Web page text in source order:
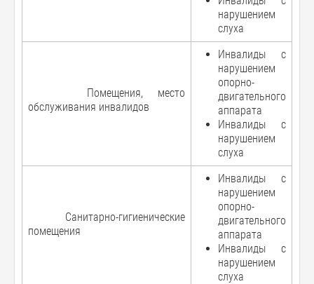
нарушением
слуха
Помещения, место
обслуживания инвалидов
Инвалиды с
нарушением
опорно-
двигательного
аппарата
Инвалиды с
нарушением
слуха
Санитарно-гигиенические
помещения
Инвалиды с
нарушением
опорно-
двигательного
аппарата
Инвалиды с
нарушением
слуха